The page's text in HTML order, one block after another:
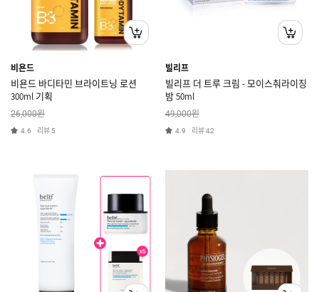
비욘드
비욘드 바디타민 브라이트닝 로션
300ml 기획
26,000원
4.6 리뷰 5
빌리프
빌리프 더 트루 크림 - 모이스춰라이징
밤 50ml
49,000원
4.9 리뷰42